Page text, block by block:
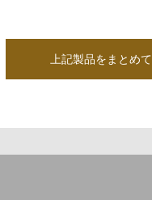
上記製品をまとめて